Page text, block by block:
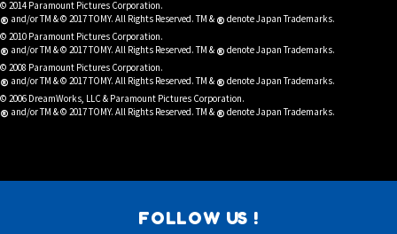
© 2014 Paramount Pictures Corporation.
® and/or TM & © 2017 TOMY. All Rights Reserved. TM & ® denote Japan Trademarks.
© 2010 Paramount Pictures Corporation.
® and/or TM & © 2017 TOMY. All Rights Reserved. TM & ® denote Japan Trademarks.
© 2008 Paramount Pictures Corporation.
® and/or TM & © 2017 TOMY. All Rights Reserved. TM & ® denote Japan Trademarks.
© 2006 DreamWorks, LLC & Paramount Pictures Corporation.
® and/or TM & © 2017 TOMY. All Rights Reserved. TM & ® denote Japan Trademarks.
FOLLOW US !